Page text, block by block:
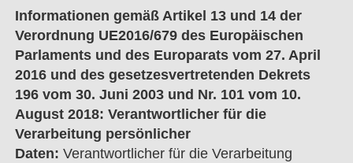
Informationen gemäß Artikel 13 und 14 der
Verordnung UE2016/679 des Europäischen
Parlaments und des Europarats vom 27. April
2016 und des gesetzesvertretenden Dekrets
196 vom 30. Juni 2003 und Nr. 101 vom 10.
August 2018: Verantwortlicher für die
Verarbeitung persönlicher
Daten: Verantwortlicher für die Verarbeitung